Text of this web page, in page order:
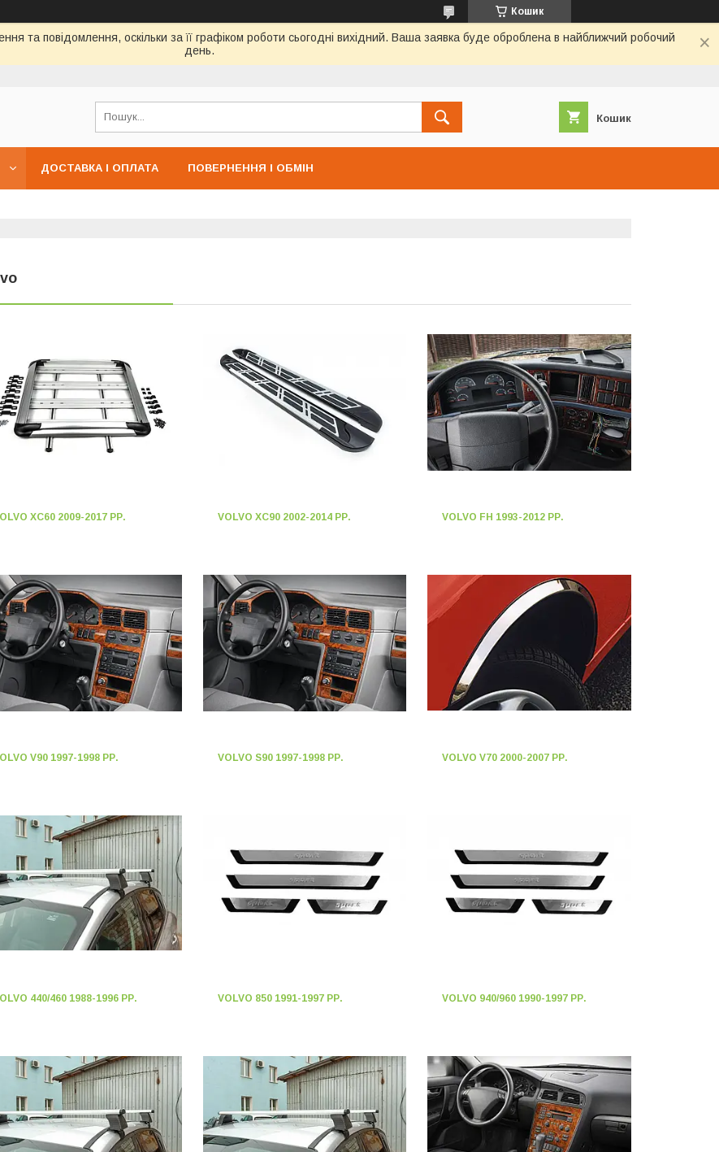
Кошик
та повідомлення, оскільки за її графіком роботи сьогодні вихідний. Ваша заявка буде оброблена в найближчий робочий
день.
Кошик
ДОСТАВКА І ОПЛАТА ПОВЕРНЕННЯ І ОБМІН
XC60 2009-2017 РР. VOLVO XC90 2002-2014 РР. VOLVO FH 1993-2012 РР.
V90 1997-1998 РР. VOLVO S90 1997-1998 РР. VOLVO V70 2000-2007 РР.
440/460 1988-1996 РР. VOLVO 850 1991-1997 РР. VOLVO 940/960 1990-1997 РР.